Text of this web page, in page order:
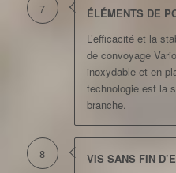
7
ÉLÉMENTS DE
L’efficacité et la
de convoyage
inoxydable et en
technologie est la
branche.
8
VIS SANS FIN